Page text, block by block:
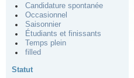
Candidature spontanée
Occasionnel
Saisonnier
Étudiants et finissants
Temps plein
filled
Statut